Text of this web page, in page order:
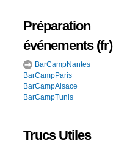
Préparation
événements (fr)
BarCampNantes
BarCampParis
BarCampAlsace
BarCampTunis
Trucs Utiles